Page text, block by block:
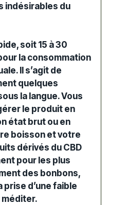
indésirables du
soit 15 à 30
la consommation
Il s’agit de
quelques
la langue. Vous
le produit en
état brut ou en
boisson et votre
dérivés du CBD
pour les plus
des bonbons,
prise d’une faible